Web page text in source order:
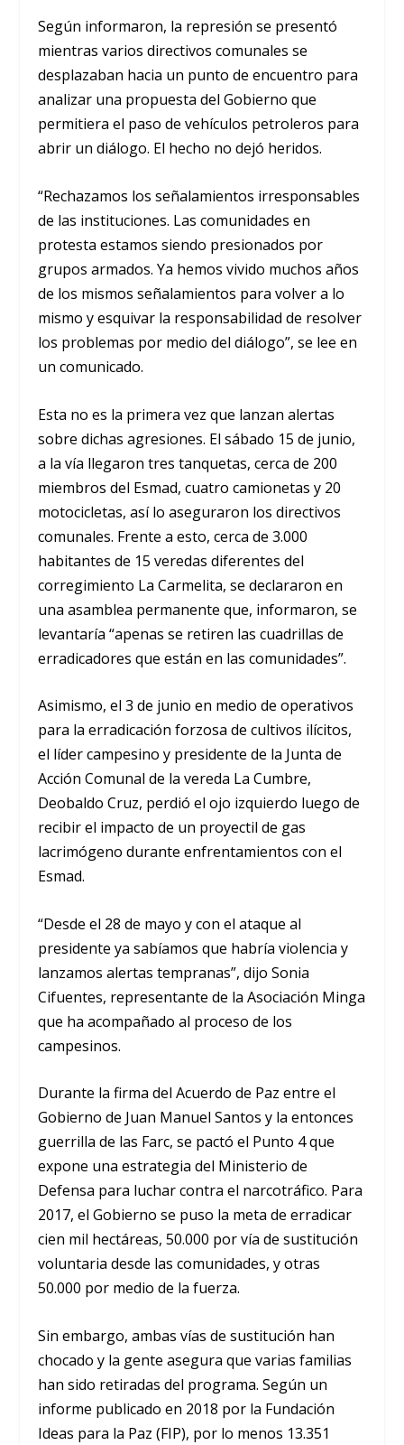
Según informaron, la represión se presentó
mientras varios directivos comunales se
desplazaban hacia un punto de encuentro para
analizar una propuesta del Gobierno que
permitiera el paso de vehículos petroleros para
abrir un diálogo. El hecho no dejó heridos.
“Rechazamos los señalamientos irresponsables
de las instituciones. Las comunidades en
protesta estamos siendo presionados por
grupos armados. Ya hemos vivido muchos años
de los mismos señalamientos para volver a lo
mismo y esquivar la responsabilidad de resolver
los problemas por medio del diálogo”, se lee en
un comunicado.
Esta no es la primera vez que lanzan alertas
sobre dichas agresiones. El sábado 15 de junio,
a la vía llegaron tres tanquetas, cerca de 200
miembros del Esmad, cuatro camionetas y 20
motocicletas, así lo aseguraron los directivos
comunales. Frente a esto, cerca de 3.000
habitantes de 15 veredas diferentes del
corregimiento La Carmelita, se declararon en
una asamblea permanente que, informaron, se
levantaría “apenas se retiren las cuadrillas de
erradicadores que están en las comunidades”.
Asimismo, el 3 de junio en medio de operativos
para la erradicación forzosa de cultivos ilícitos,
el líder campesino y presidente de la Junta de
Acción Comunal de la vereda La Cumbre,
Deobaldo Cruz, perdió el ojo izquierdo luego de
recibir el impacto de un proyectil de gas
lacrimógeno durante enfrentamientos con el
Esmad.
“Desde el 28 de mayo y con el ataque al
presidente ya sabíamos que habría violencia y
lanzamos alertas tempranas”, dijo Sonia
Cifuentes, representante de la Asociación Minga
que ha acompañado al proceso de los
campesinos.
Durante la firma del Acuerdo de Paz entre el
Gobierno de Juan Manuel Santos y la entonces
guerrilla de las Farc, se pactó el Punto 4 que
expone una estrategia del Ministerio de
Defensa para luchar contra el narcotráfico. Para
2017, el Gobierno se puso la meta de erradicar
cien mil hectáreas, 50.000 por vía de sustitución
voluntaria desde las comunidades, y otras
50.000 por medio de la fuerza.
Sin embargo, ambas vías de sustitución han
chocado y la gente asegura que varias familias
han sido retiradas del programa. Según un
informe publicado en 2018 por la Fundación
Ideas para la Paz (FIP), por lo menos 13.351